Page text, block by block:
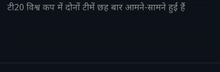
टी20 विश्व कप में दोनों टीमें छह बार आमने-सामने हुई हैं